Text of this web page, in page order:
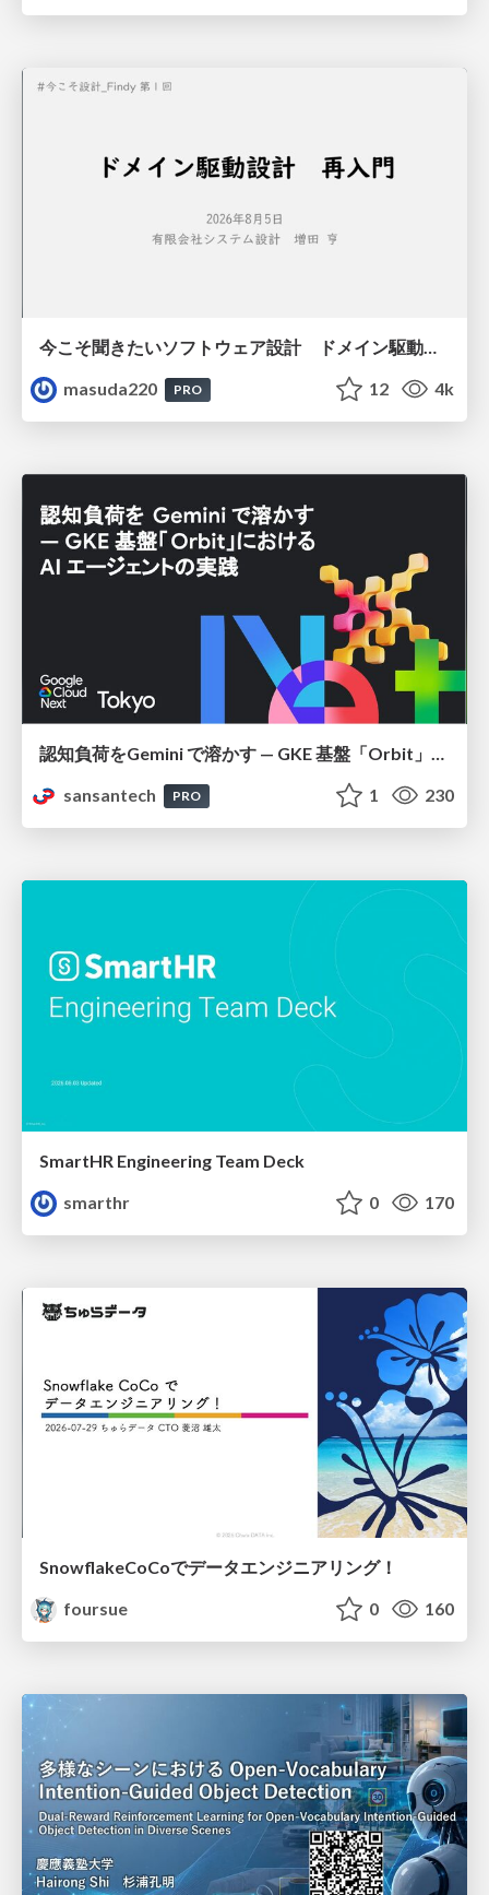
今こそ聞きたいソフトウェア設計 ドメイン駆動設計再入門
masuda220
PRO 12 4k
認知負荷をGemini で溶かす — GKE 基盤「Orbit」における AI エージェントの実践
sansantech
PRO 1 230
SmartHR Engineering Team Deck
smarthr
0 170
SnowflakeCoCoでデータエンジニアリング！
foursue
0 160